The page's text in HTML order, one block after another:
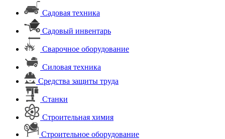
Садовая техника
Садовый инвентарь
Сварочное оборудование
Силовая техника
Средства защиты труда
Станки
Строительная химия
Строительное оборудование